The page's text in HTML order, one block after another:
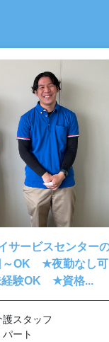
サービスセンター
～OK ★夜勤なし可
経験OK ★資格...
スタッフ
ート